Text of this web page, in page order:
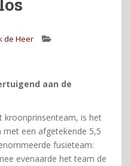
de Heer
aan de
kroonprinsenteam, is het
een afgetekende 5,5
fusieteam:
evenaarde het team de